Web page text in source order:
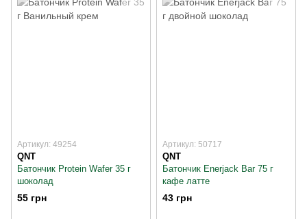
Артикул: 49254
QNT
Батончик Protein Wafer 35 г
шоколад
55 грн
Артикул: 50717
QNT
Батончик Enerjack Bar 75 г
кафе латте
43 грн